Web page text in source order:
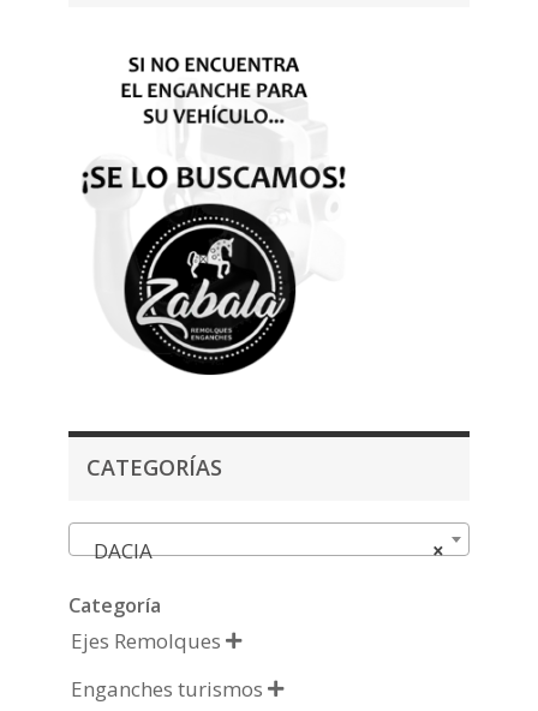
CATEGORÍAS
×
DACIA
Categoría
Ejes Remolques 
Enganches turismos 